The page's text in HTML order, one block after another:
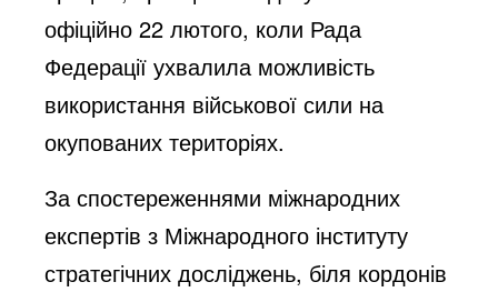
офіційно 22 лютого, коли Рада
Федерації ухвалила можливість
використання військової сили на
окупованих територіях.
За спостереженнями міжнародних
експертів з Міжнародного інституту
стратегічних досліджень, біля кордонів